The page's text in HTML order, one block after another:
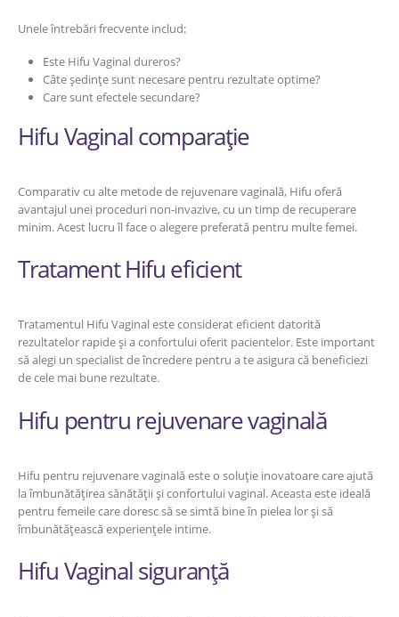
Unele întrebări frecvente includ:
Este Hifu Vaginal dureros?
Câte ședințe sunt necesare pentru rezultate optime?
Care sunt efectele secundare?
Hifu Vaginal comparație
Comparativ cu alte metode de rejuvenare vaginală, Hifu oferă
avantajul unei proceduri non-invazive, cu un timp de recuperare
minim. Acest lucru îl face o alegere preferată pentru multe femei.
Tratament Hifu eficient
Tratamentul Hifu Vaginal este considerat eficient datorită
rezultatelor rapide și a confortului oferit pacientelor. Este important
să alegi un specialist de încredere pentru a te asigura că beneficiezi
de cele mai bune rezultate.
Hifu pentru rejuvenare vaginală
Hifu pentru rejuvenare vaginală este o soluție inovatoare care ajută
la îmbunătățirea sănătății și confortului vaginal. Aceasta este ideală
pentru femeile care doresc să se simtă bine în pielea lor și să
îmbunătățească experiențele intime.
Hifu Vaginal siguranță